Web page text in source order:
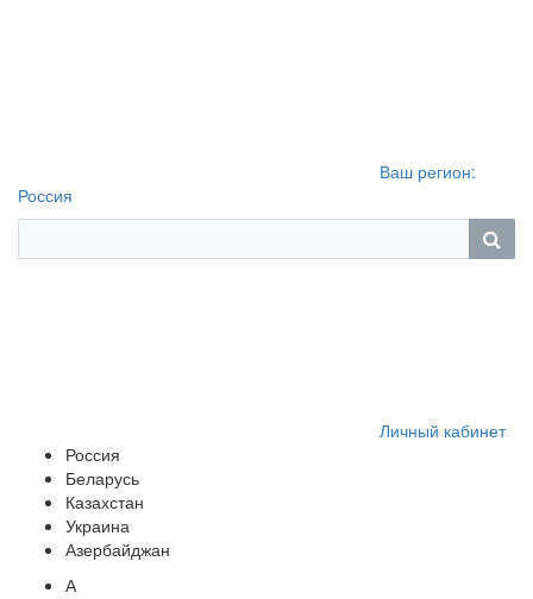
Ваш регион:
Россия
Личный кабинет
Россия
Беларусь
Казахстан
Украина
Азербайджан
А